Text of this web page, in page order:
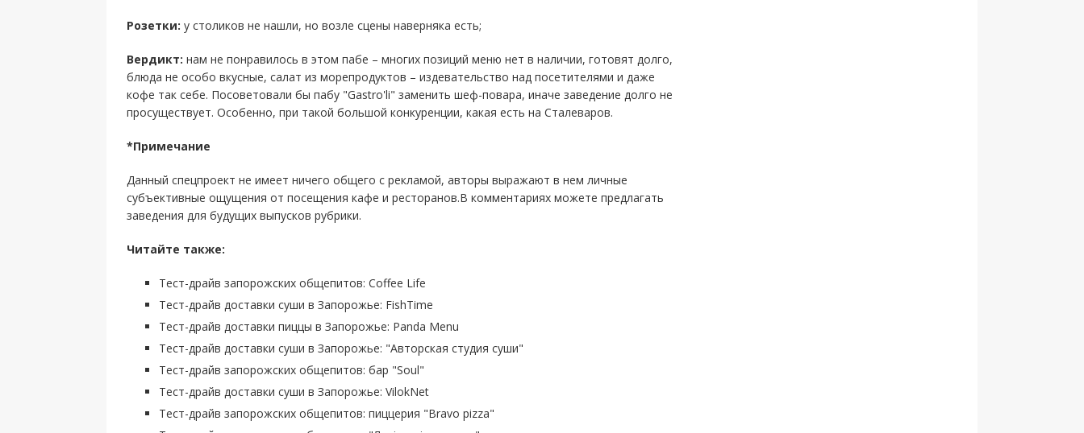
Розетки: у столиков не нашли, но возле сцены наверняка есть;
Вердикт: нам не понравилось в этом пабе – многих позиций меню нет в наличии, готовят долго,
блюда не особо вкусные, салат из морепродуктов – издевательство над посетителями и даже
кофе так себе. Посоветовали бы пабу "Gastro'li" заменить шеф-повара, иначе заведение долго не
просуществует. Особенно, при такой большой конкуренции, какая есть на Сталеваров.
*Примечание
Данный спецпроект не имеет ничего общего с рекламой, авторы выражают в нем личные
субъективные ощущения от посещения кафе и ресторанов.В комментариях можете предлагать
заведения для будущих выпусков рубрики.
Читайте также:
Тест-драйв запорожских общепитов: Coffee Life
Тест-драйв доставки суши в Запорожье: FishTime
Тест-драйв доставки пиццы в Запорожье: Panda Menu
Тест-драйв доставки суши в Запорожье: "Авторская студия суши"
Тест-драйв запорожских общепитов: бар "Soul"
Тест-драйв доставки суши в Запорожье: VilokNet
Тест-драйв запорожских общепитов: пиццерия "Bravo pizza"